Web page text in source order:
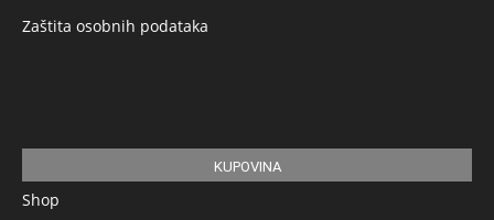
Zaštita osobnih podataka
KUPOVINA
Shop